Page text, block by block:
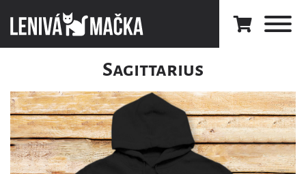
Sagittarius